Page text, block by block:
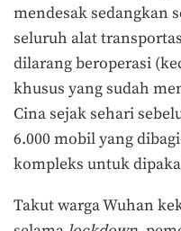
mendesak sedangkan
seluruh alat
dilarang beroperasi
khusus yang sudah
Cina sejak sehari
6.000 mobil yang
kompleks untuk
Takut warga Wuhan